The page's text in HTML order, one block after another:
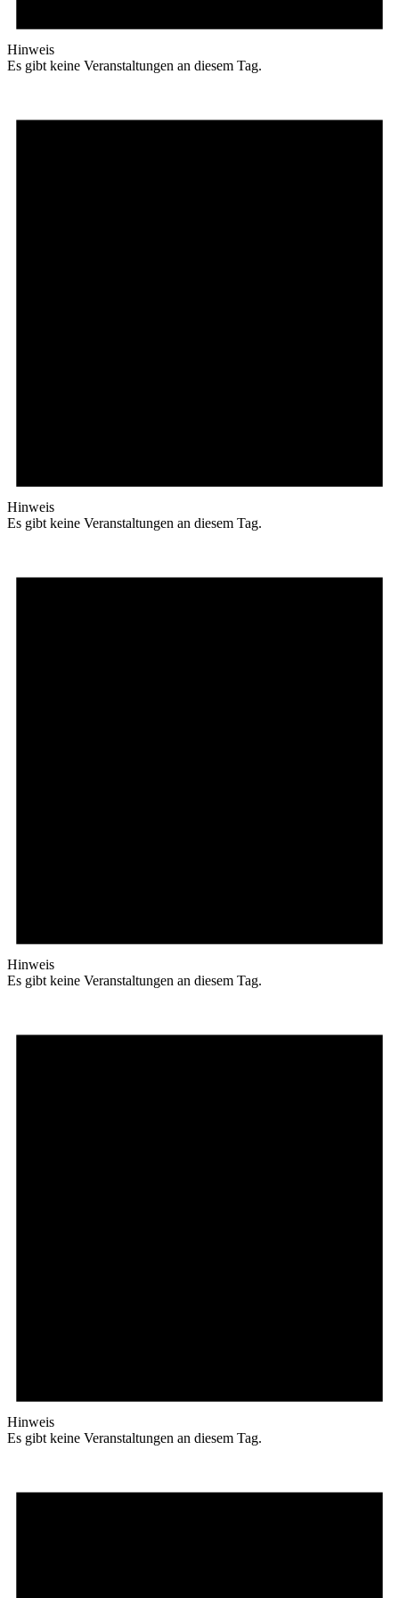
Hinweis
Es gibt keine Veranstaltungen an diesem Tag.
Hinweis
Es gibt keine Veranstaltungen an diesem Tag.
Hinweis
Es gibt keine Veranstaltungen an diesem Tag.
Hinweis
Es gibt keine Veranstaltungen an diesem Tag.